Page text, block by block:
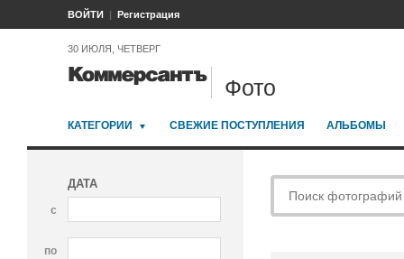
ВОЙТИ Регистрация
30 ИЮЛЯ, ЧЕТВЕРГ
Фото
КАТЕГОРИИ СВЕЖИЕ ПОСТУПЛЕНИЯ АЛЬБОМЫ
ДАТА
с
по